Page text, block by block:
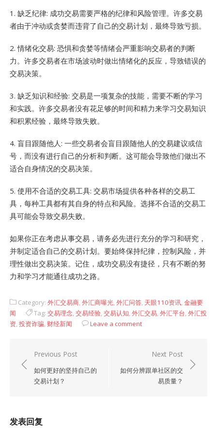
1. 缺乏纪律: 成功交易需要严格的纪律和风险管理。许多交易
者由于冲动或贪婪而违背了自己的交易计划，最终导致亏损。
2. 情绪化交易: 恐惧和贪婪等情绪会严重影响交易者的判断
力。许多交易者在市场波动时做出情绪化的反应，导致错误的
交易决策。
3. 缺乏知识和经验: 交易是一项复杂的技能，需要不断的学习
和实践。许多交易者没有花足够的时间和精力来学习交易知识
和积累经验，最终导致失败。
4. 盲目跟随他人: 一些交易者会盲目跟随他人的交易建议或信
号，而没有进行自己的分析和判断。这可能会导致他们做出不
适合自身情况的交易决策。
5. 使用不合适的交易工具: 交易市场提供各种各样的交易工
具，每种工具都有其自身的特点和风险。选择不合适的交易工
具可能会导致交易失败。
如果你正在考虑从事交易，请务必先进行充分的学习和研究，
并制定适合自己的交易计划。要始终保持纪律，控制风险，并
理性做出交易决策。记住，成功交易没有捷径，只有不断的努
力和学习才能通往成功之路。
Category: 外汇交易商,外汇商曝光,外汇问答, 天眼110资讯,金融要
闻
Tag: 交易理念,交易经验,交易认知,外汇交易,外汇平台,外汇投
资,投资诈骗, 财经新闻 Leave a comment
章
Previous Post
如何更好的坚持自己的
交易计划？
Next Post
如何分辨跟单社区的交
易质量？
发表回复